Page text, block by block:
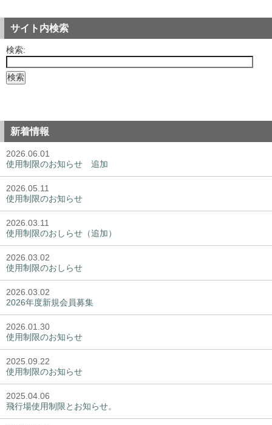
サイト内検索
検索:
新着情報
2026.06.01
使用制限のお知らせ 追加
2026.05.11
使用制限のお知らせ
2026.03.11
使用制限のおしらせ（追加）
2026.03.02
使用制限のおしらせ
2026.03.02
2026年度新規会員募集
2026.01.30
使用制限のお知らせ
2025.09.22
使用制限のお知らせ
2025.04.06
飛行場使用制限とお知らせ。